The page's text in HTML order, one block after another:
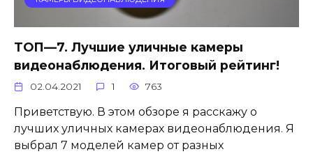
ТОП—7. Лучшие уличные камеры
видеонаблюдения. Итоговый рейтинг!
02.04.2021 1 763
Приветствую. В этом обзоре я расскажу о
лучших уличных камерах видеонаблюдения. Я
выбрал 7 моделей камер от разных